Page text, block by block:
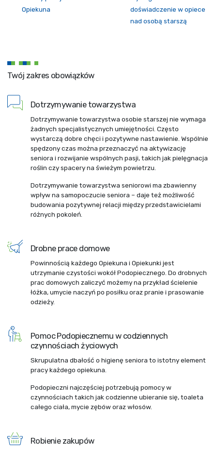
Opiekuna
doświadczenie w opiece
nad osobą starszą
Twój zakres obowiązków
Dotrzymywanie towarzystwa
Dotrzymywanie towarzystwa osobie starszej nie wymaga
żadnych specjalistycznych umiejętności. Często
wystarczą dobre chęci i pozytywne nastawienie. Wspólnie
spędzony czas można przeznaczyć na aktywizację
seniora i rozwijanie wspólnych pasji, takich jak pielęgnacja
roślin czy spacery na świeżym powietrzu.
Dotrzymywanie towarzystwa seniorowi ma zbawienny
wpływ na samopoczucie seniora – daje też możliwość
budowania pozytywnej relacji między przedstawicielami
różnych pokoleń.
Drobne prace domowe
Powinnością każdego Opiekuna i Opiekunki jest
utrzymanie czystości wokół Podopiecznego. Do drobnych
prac domowych zaliczyć możemy na przykład ścielenie
łóżka, umycie naczyń po posiłku oraz pranie i prasowanie
odzieży.
Pomoc Podopiecznemu w codziennych
czynnościach życiowych
Skrupulatna dbałość o higienę seniora to istotny element
pracy każdego opiekuna.
Podopieczni najczęściej potrzebują pomocy w
czynnościach takich jak codzienne ubieranie się, toaleta
całego ciała, mycie zębów oraz włosów.
Robienie zakupów